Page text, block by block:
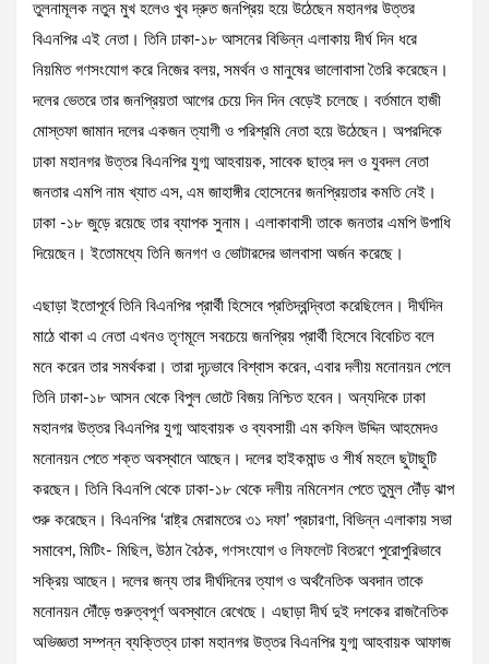
তুলনামূলক নতুন মুখ হলেও খুব দ্রুত জনপ্রিয় হয়ে উঠেছেন মহানগর উত্তর
বিএনপির এই নেতা। তিনি ঢাকা-১৮ আসনের বিভিন্ন এলাকায় দীর্ঘ দিন ধরে
নিয়মিত গণসংযোগ করে নিজের বলয়, সমর্থন ও মানুষের ভালোবাসা তৈরি করেছেন।
দলের ভেতরে তার জনপ্রিয়তা আগের চেয়ে দিন দিন বেড়েই চলেছে। বর্তমানে হাজী
মোস্তফা জামান দলের একজন ত্যাগী ও পরিশ্রমি নেতা হয়ে উঠেছেন। অপরদিকে
ঢাকা মহানগর উত্তর বিএনপির যুগ্ম আহবায়ক, সাবেক ছাত্র দল ও যুবদল নেতা
জনতার এমপি নাম খ্যাত এস, এম জাহাঙ্গীর হোসেনের জনপ্রিয়তার কমতি নেই।
ঢাকা -১৮ জুড়ে রয়েছে তার ব্যাপক সুনাম। এলাকাবাসী তাকে জনতার এমপি উপাধি
দিয়েছেন। ইতোমধ্যে তিনি জনগণ ও ভোটারদের ভালবাসা অর্জন করেছে।
এছাড়া ইতোপূর্বে তিনি বিএনপির প্রার্থী হিসেবে প্রতিদ্বন্দ্বিতা করেছিলেন। দীর্ঘদিন
মাঠে থাকা এ নেতা এখনও তৃণমূলে সবচেয়ে জনপ্রিয় প্রার্থী হিসেবে বিবেচিত বলে
মনে করেন তার সমর্থকরা। তারা দৃঢ়ভাবে বিশ্বাস করেন, এবার দলীয় মনোনয়ন পেলে
তিনি ঢাকা-১৮ আসন থেকে বিপুল ভোটে বিজয় নিশ্চিত হবেন। অন্যদিকে ঢাকা
মহানগর উত্তর বিএনপির যুগ্ম আহবায়ক ও ব্যবসায়ী এম কফিল উদ্দিন আহমেদও
মনোনয়ন পেতে শক্ত অবস্থানে আছেন। দলের হাইকমান্ড ও শীর্ষ মহলে ছুটাছুটি
করছেন। তিনি বিএনপি থেকে ঢাকা-১৮ থেকে দলীয় নমিনেশন পেতে তুমুল দৌঁড় ঝাপ
শুরু করেছেন। বিএনপির ‘রাষ্ট্র মেরামতের ৩১ দফা’ প্রচারণা, বিভিন্ন এলাকায় সভা
সমাবেশ, মিটিং- মিছিল, উঠান বৈঠক, গণসংযোগ ও লিফলেট বিতরণে পুরোপুরিভাবে
সক্রিয় আছেন। দলের জন্য তার দীর্ঘদিনের ত্যাগ ও অর্থনৈতিক অবদান তাকে
মনোনয়ন দৌঁড়ে গুরুত্বপূর্ণ অবস্থানে রেখেছে। এছাড়া দীর্ঘ দুই দশকের রাজনৈতিক
অভিজ্ঞতা সম্পন্ন ব্যক্তিত্ব ঢাকা মহানগর উত্তর বিএনপির যুগ্ম আহবায়ক আফাজ